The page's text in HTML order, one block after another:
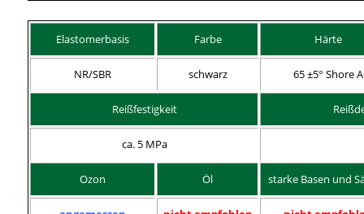
Elastomerbasis Farbe Härte
NR/SBR schwarz 65 ±5° Shore A
Reißfestigkeit
ca. 5 MPa
Ozon Öl starke Basen und